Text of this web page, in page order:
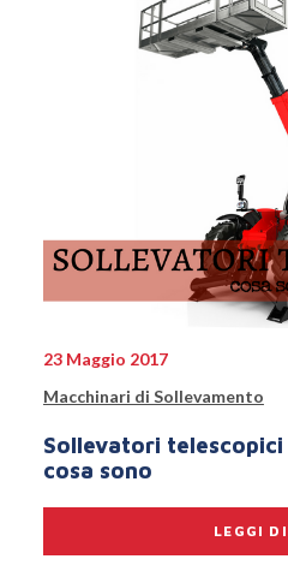
23 Maggio 2017
Macchinari di Sollevamento
Sollevatori
cosa sono
LEGGI